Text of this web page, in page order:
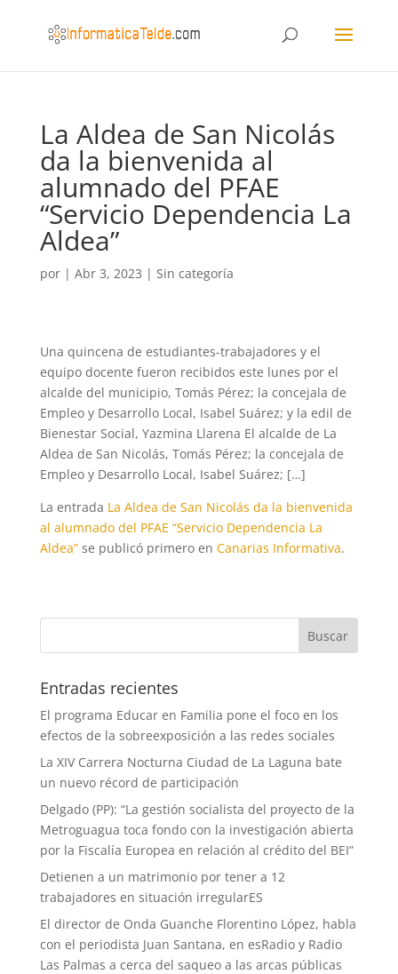
La Aldea de San Nicolás
da la bienvenida al
alumnado del PFAE
“Servicio Dependencia La
Aldea”
por | Abr 3, 2023 | Sin categoría
Una quincena de estudiantes-trabajadores y el
equipo docente fueron recibidos este lunes por el
alcalde del municipio, Tomás Pérez; la concejala de
Empleo y Desarrollo Local, Isabel Suárez; y la edil de
Bienestar Social, Yazmina Llarena El alcalde de La
Aldea de San Nicolás, Tomás Pérez; la concejala de
Empleo y Desarrollo Local, Isabel Suárez; […]
La entrada La Aldea de San Nicolás da la bienvenida
al alumnado del PFAE “Servicio Dependencia La
Aldea”se publicó primero en Canarias Informativa.
Entradas recientes
El programa Educar en Familia pone el foco en los
efectos de la sobreexposición a las redes sociales
La XIV Carrera Nocturna Ciudad de La Laguna bate
un nuevo récord de participación
Delgado (PP): “La gestión socialista del proyecto de la
Metroguagua toca fondo con la investigación abierta
por la Fiscalía Europea en relación al crédito del BEI”
Detienen a un matrimonio por tener a 12
trabajadores en situación irregularES
El director de Onda Guanche Florentino López, habla
con el periodista Juan Santana, en esRadio y Radio
Las Palmas a cerca del saqueo a las arcas públicas